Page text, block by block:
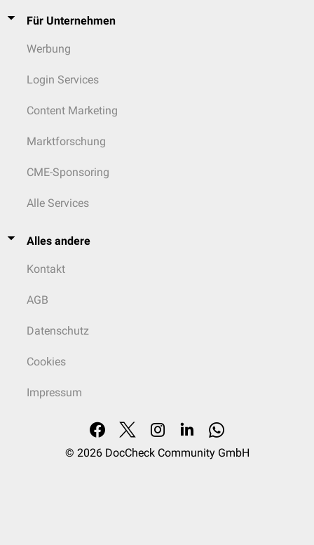
Für Unternehmen
Werbung
Login Services
Content Marketing
Marktforschung
CME-Sponsoring
Alle Services
Alles andere
Kontakt
AGB
Datenschutz
Cookies
Impressum
© 2026 DocCheck Community GmbH